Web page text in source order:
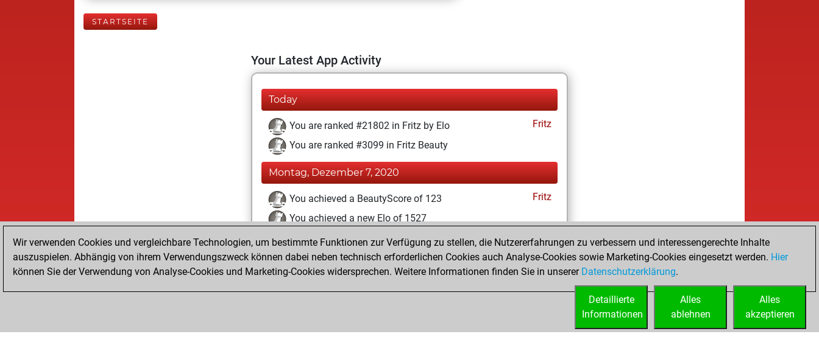
STARTSEITE
Your Latest App Activity
Today
You are ranked #21802 in Fritz by Elo
Fritz
You are ranked #3099 in Fritz Beauty
Montag, Dezember 7, 2020
You achieved a BeautyScore of 123
Fritz
You achieved a new Elo of 1527
Dienstag, Dezember 1, 2020
You created your Fritz account Fritz
Wir verwenden Cookies und vergleichbare Technologien, um bestimmte Funktionen zur Verfügung zu stellen, die Nutzererfahrungen zu verbessern und interessengerechte Inhalte
auszuspielen. Abhängig von ihrem Verwendungszweck können dabei neben technisch erforderlichen Cookies auch Analyse-Cookies sowie Marketing-Cookies eingesetzt werden. Hier
können Sie der Verwendung von Analyse-Cookies und Marketing-Cookies widersprechen. Weitere Informationen finden Sie in unserer Datenschutzerklärung.
Alles
akzeptieren
Alles
ablehnen
Detaillierte
Informationen